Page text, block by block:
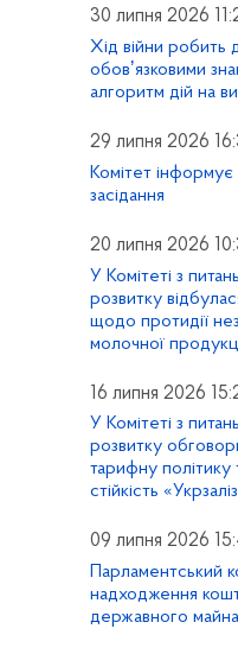
30 липня 2026
Хід війни робить
обовʼязковими
алгоритм дій на
29 липня 2026
Комітет
засідання
20 липня 2026
У Комітеті з
розвитку
щодо протидії
молочної
16 липня 2026
У Комітеті з
розвитку
тарифну політику
стійкість
09 липня 2026
Парламентський
надходження
державного майна